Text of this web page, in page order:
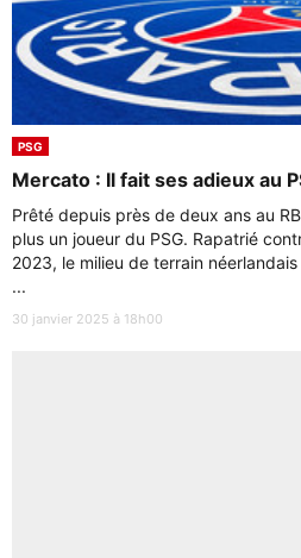
PSG
Mercato : Il fait ses adieux au
Prêté depuis près de deux ans au
plus un joueur du PSG. Rapatrié
2023, le milieu de terrain
...
30 janvier 2025 à 18h00